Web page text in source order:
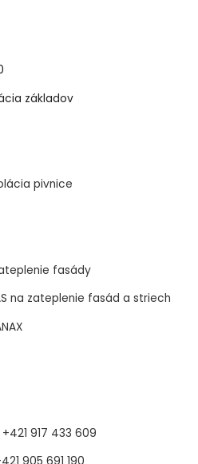
základov
pivnice
fasády
na zateplenie fasád a striech
+421 917 433 609